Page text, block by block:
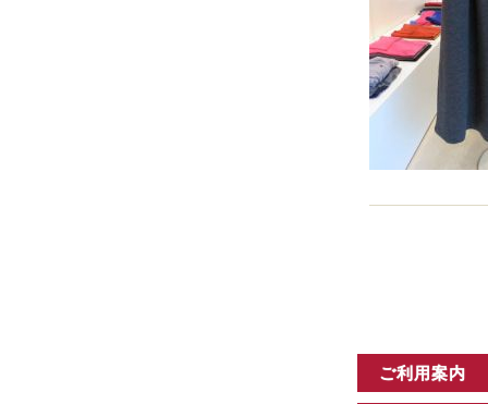
ご利用案内